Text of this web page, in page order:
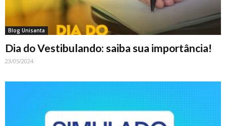
Blog Unisanta
Dia do Vestibulando: saiba sua importância!
23/05/2024